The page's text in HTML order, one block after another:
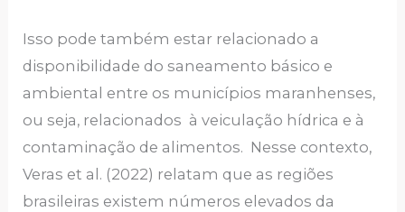
Isso pode também estar relacionado a
disponibilidade do saneamento básico e
ambiental entre os municípios maranhenses,
ou seja, relacionados à veiculação hídrica e à
contaminação de alimentos. Nesse contexto,
Veras et al. (2022) relatam que as regiões
brasileiras existem números elevados da